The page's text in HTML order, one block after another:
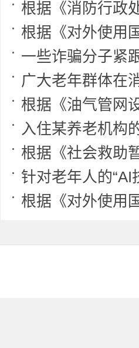
根据《消防行政处罚裁量权基
根据《对外使用国徽图案的办法》，
一些诈骗分子紧跟时事热点、重点政策，利用老年人对政策理
广大老年群体在消费过程中应注意索要并妥善保管发票、收据、合同、宣
根据《油气管网设施公平开放监管办法》
入住某养老机构的老年人甲某，因身体状况变化，行动能力有所下
根据《社会救助暂行办法》，对批准获得最低生活
针对老年人的“AI技术诈骗”是指不法分子利用老年人对语音合成
根据《对外使用国徽图案的办法》，国家